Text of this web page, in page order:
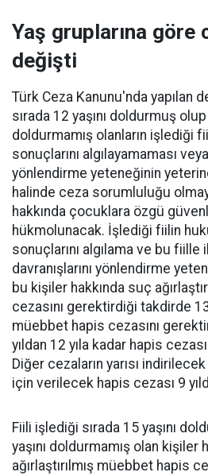
Yaş gruplarına göre
değişti
Türk Ceza Kanunu'nda yapılan
sırada 12 yaşını doldurmuş olup
doldurmamış olanların işlediği
sonuçlarını algılayamaması
yönlendirme yeteneğinin
halinde ceza sorumluluğu
hakkında çocuklara özgü
hükmolunacak. İşlediği fiilin
sonuçlarını algılama ve bu fiille
davranışlarını yönlendirme
bu kişiler hakkında suç
cezasını gerektirdiği takdirde 13
müebbet hapis cezasını
yıldan 12 yıla kadar hapis
Diğer cezaların yarısı
için verilecek hapis cezası 9
Fiili işlediği sırada 15 yaşını
yaşını doldurmamış olan kişiler
ağırlaştırılmış müebbet hapis